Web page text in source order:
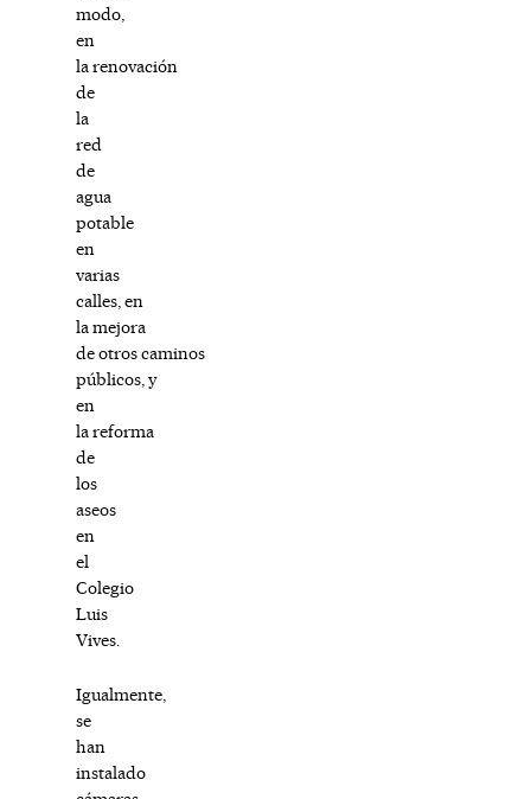
modo,
en
la renovación
de
la
red
de
agua
potable
en
varias
calles, en
la mejora
de otros caminos
públicos, y
en
la reforma
de
los
aseos
en
el
Colegio
Luis
Vives.
Igualmente,
se
han
instalado